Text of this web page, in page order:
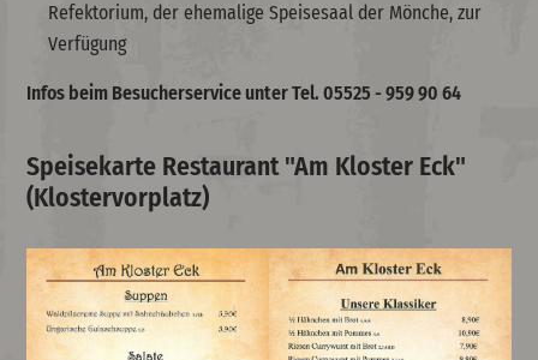
Refektorium, der ehemalige Speisesaal der Mönche, zur
Verfügung
Infos beim Besucherservice unter Tel. 05525 - 959 90 64
Speisekarte Restaurant "Am Kloster Eck"
(Klostervorplatz)